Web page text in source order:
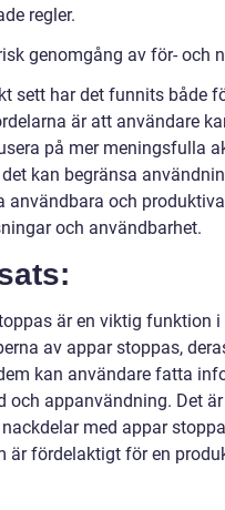
regler.
genomgång av för- och
sett har det funnits både
är att användare
på mer meningsfulla
kan begränsa
användbara och
och användbarhet.
är en viktig funktion
av appar stoppas,
kan användare fatta
och appanvändning. Det
med appar
är fördelaktigt för en